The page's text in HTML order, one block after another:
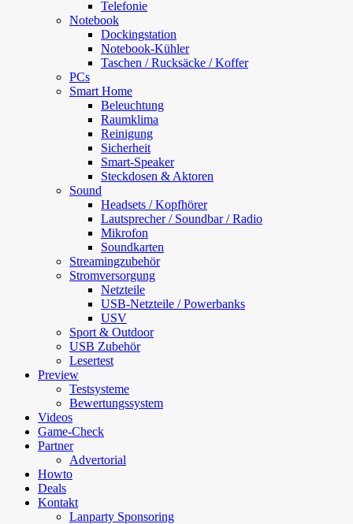
Telefonie
Notebook
Dockingstation
Notebook-Kühler
Taschen / Rucksäcke / Koffer
PCs
Smart Home
Beleuchtung
Raumklima
Reinigung
Sicherheit
Smart-Speaker
Steckdosen & Aktoren
Sound
Headsets / Kopfhörer
Lautsprecher / Soundbar / Radio
Mikrofon
Soundkarten
Streamingzubehör
Stromversorgung
Netzteile
USB-Netzteile / Powerbanks
USV
Sport & Outdoor
USB Zubehör
Lesertest
Preview
Testsysteme
Bewertungssystem
Videos
Game-Check
Partner
Advertorial
Howto
Deals
Kontakt
Lanparty Sponsoring